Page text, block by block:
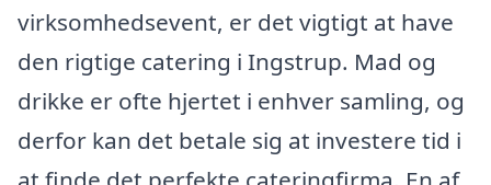
virksomhedsevent, er det vigtigt at have
den rigtige catering i Ingstrup. Mad og
drikke er ofte hjertet i enhver samling, og
derfor kan det betale sig at investere tid i